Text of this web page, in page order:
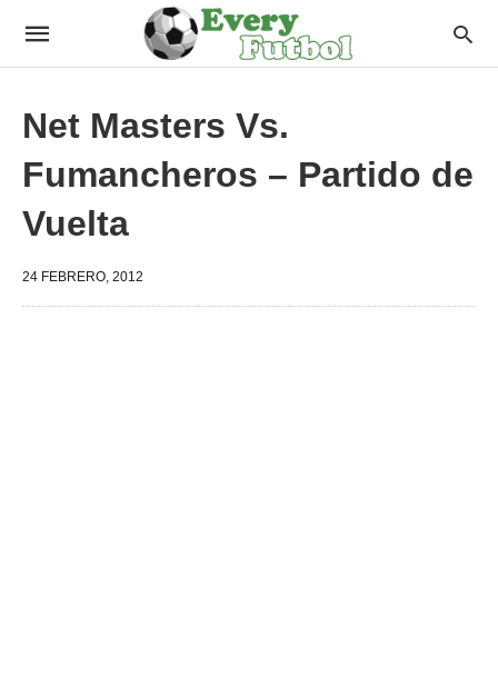
Net Masters Vs.
Fumancheros – Partido de
Vuelta
24 FEBRERO, 2012